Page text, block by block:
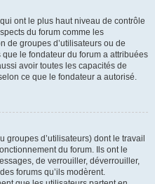
ont le plus haut niveau de contrôle
du forum comme les
de groupes d’utilisateurs ou de
le fondateur du forum a attribuées
avoir toutes les capacités de
ce que le fondateur a autorisé.
groupes d’utilisateurs) dont le travail
du forum. Ils ont le
de verrouiller, déverrouiller,
forums qu’ils modèrent.